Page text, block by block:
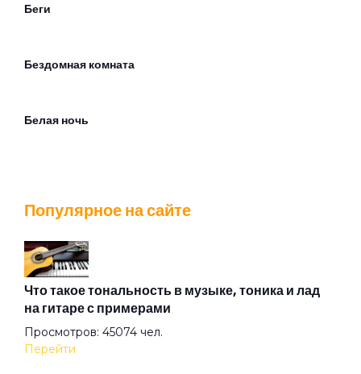
Беги
Бездомная комната
Белая ночь
Беспризорник
Блюз Господень
Популярное на сайте
Что такое тональность в музыке, тоника и лад
на гитаре с примерами
Просмотров: 45074 чел.
Перейти